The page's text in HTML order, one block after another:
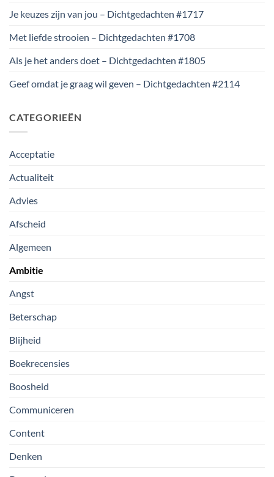
Je keuzes zijn van jou – Dichtgedachten #1717
Met liefde strooien – Dichtgedachten #1708
Als je het anders doet – Dichtgedachten #1805
Geef omdat je graag wil geven – Dichtgedachten #2114
CATEGORIEËN
Acceptatie
Actualiteit
Advies
Afscheid
Algemeen
Ambitie
Angst
Beterschap
Blijheid
Boekrecensies
Boosheid
Communiceren
Content
Denken